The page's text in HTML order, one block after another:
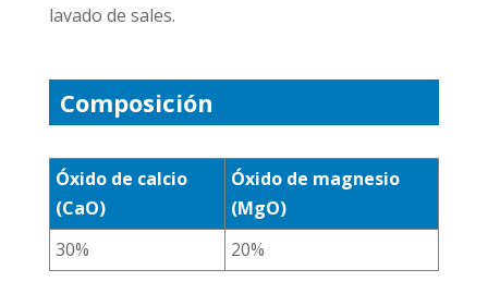
lavado de sales.
Composición
Óxido de calcio
(CaO)
Óxido de magnesio
(MgO)
30%
20%